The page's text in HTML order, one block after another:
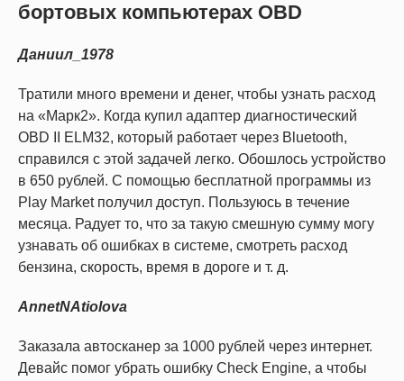
бортовых компьютерах OBD
Даниил_1978
Тратили много времени и денег, чтобы узнать расход
на «Марк2». Когда купил адаптер диагностический
OBD II ELM32, который работает через Bluetooth,
справился с этой задачей легко. Обошлось устройство
в 650 рублей. С помощью бесплатной программы из
Play Market получил доступ. Пользуюсь в течение
месяца. Радует то, что за такую смешную сумму могу
узнавать об ошибках в системе, смотреть расход
бензина, скорость, время в дороге и т. д.
AnnetNAtiolova
Заказала автосканер за 1000 рублей через интернет.
Девайс помог убрать ошибку Check Engine, а чтобы